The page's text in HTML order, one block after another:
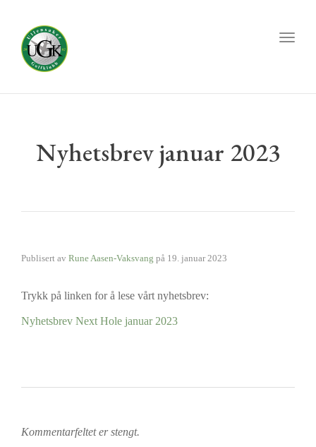
Nyhetsbrev januar 2023
Publisert av Rune Aasen-Vaksvang på 19. januar 2023
Trykk på linken for å lese vårt nyhetsbrev:
Nyhetsbrev Next Hole januar 2023
Kommentarfeltet er stengt.